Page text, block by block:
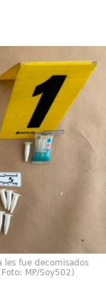
les fue decomisados
MP/Soy502)